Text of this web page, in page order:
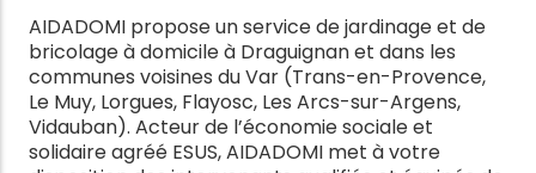
AIDADOMI propose un service de jardinage et de
bricolage à domicile à Draguignan et dans les
communes voisines du Var (Trans-en-Provence,
Le Muy, Lorgues, Flayosc, Les Arcs-sur-Argens,
Vidauban). Acteur de l’économie sociale et
solidaire agréé ESUS, AIDADOMI met à votre